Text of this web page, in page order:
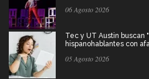
06 Agosto 2026
Tec y UT Austin buscan
hispanohablantes con
05 Agosto 2026